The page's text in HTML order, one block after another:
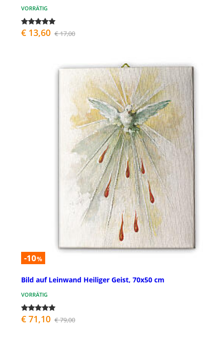
VORRÄTIG
€ 13,60 € 17,00
-10%
Bild auf Leinwand Heiliger Geist, 70x50 cm
VORRÄTIG
€ 71,10 € 79,00